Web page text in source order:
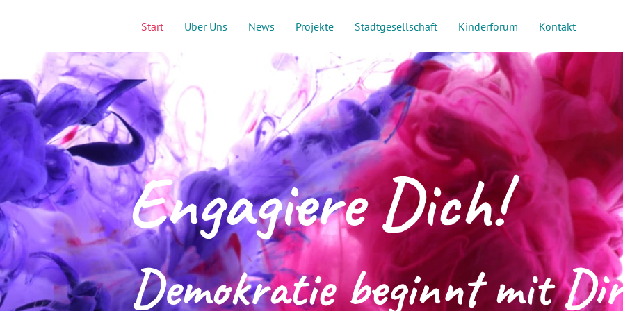
Start Über Uns News Projekte Stadtgesellschaft Kinderforum Kontakt
Engagiere Dich!
Demokratie beginnt mit